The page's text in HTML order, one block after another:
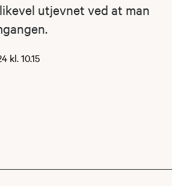
utjevnet ved at man
kl. 10.15